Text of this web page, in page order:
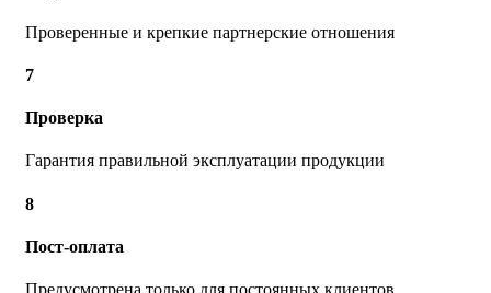
Проверенные и крепкие партнерские отношения
7
Проверка
Гарантия правильной эксплуатации продукции
8
Пост-оплата